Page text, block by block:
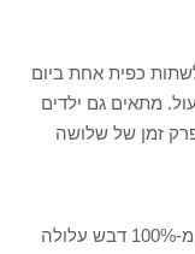
כפית אחת ביום
מתאים גם ילדים
זמן של שלושה
ראשית חשוב לדעת שמסכת פנים המורכבת מ-100% דבש עלולה